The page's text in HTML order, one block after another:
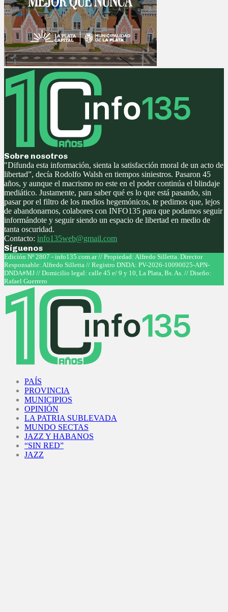
Sobre nosotros
"Difunda esta información, sienta la satisfacción moral de un acto de
libertad”, decía Rodolfo Walsh en tiempos siniestros. Pasaron 45
años, y aunque el macrismo no este en el poder continúa el blindaje
mediático. Justamente, para saber qué es lo que está pasando, sin
pasar por el filtro de los medios hegemónicos, te pedimos que, lejos
de abandonarnos, colabores con INFO135 para que podamos seguir
informándote y seguir siendo un espacio de libertad en medio de
tanta oscuridad.
Contacto: info135web@gmail.com
Síguenos
Facebook
Twitter
Instagram
Youtube
Edición Nº 2807 - info135.com.ar // Propiedad: Alfredo Silletta. Director
Responsable: Alfredo Silletta // Registro DNDA: PV-2026-10090025-APN-
DNDA#MJ // Domicilio legal: calle 45 e/ 9 y 10, La Plata, Bs. As. // Diseño:
Rafael Guerrero
PAÍS
PROVINCIA
MUNICIPIOS
OPINIÓN
LA PATRIA SUBLEVADA
MUNDO SECTAS
JAZZ Y HABANOS
“SIN RED”
JAZZ